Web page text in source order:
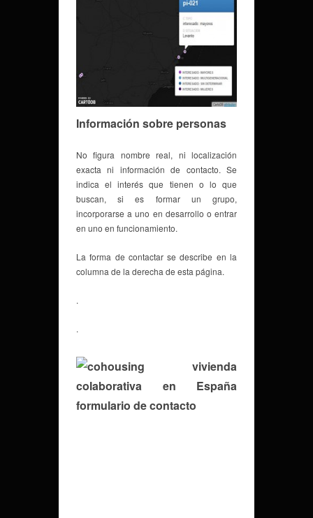
Información sobre personas
No figura nombre real, ni localización
exacta ni información de contacto. Se
indica el interés que tienen o lo que
buscan, si es formar un grupo,
incorporarse a uno en desarrollo o entrar
en uno en funcionamiento.
La forma de contactar se describe en la
columna de la derecha de esta página.
.
.